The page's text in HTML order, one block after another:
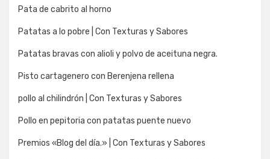
Pata de cabrito al horno
Patatas a lo pobre | Con Texturas y Sabores
Patatas bravas con alioli y polvo de aceituna negra.
Pisto cartagenero con Berenjena rellena
pollo al chilindrón | Con Texturas y Sabores
Pollo en pepitoria con patatas puente nuevo
Premios «Blog del día.» | Con Texturas y Sabores